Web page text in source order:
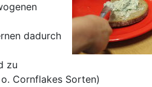
dadurch
zu
Cornflakes Sorten)